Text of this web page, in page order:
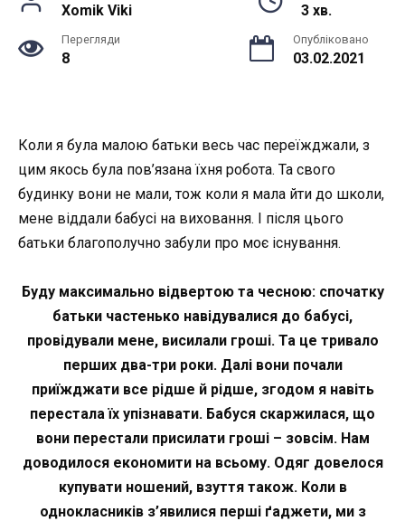
Xomik Viki 3 хв.
Перегляди
8
Опубліковано
03.02.2021
Коли я була малою батьки весь час переїжджали, з
цим якось була пов’язана їхня робота. Та свого
будинку вони не мали, тож коли я мала йти до школи,
мене віддали бабусі на виховання. І після цього
батьки благополучно забули про моє існування.
Буду максимально відвертою та чесною: спочатку
батьки частенько навідувалися до бабусі,
провідували мене, висилали гроші. Та це тривало
перших два-три роки. Далі вони почали
приїжджати все рідше й рідше, згодом я навіть
перестала їх упізнавати. Бабуся скаржилася, що
вони перестали присилати гроші – зовсім. Нам
доводилося економити на всьому. Одяг довелося
купувати ношений, взуття також. Коли в
однокласників з’явилися перші ґаджети, ми з